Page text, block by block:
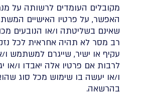
מקובלים העומדים לרשותה על
האפשר, על פרטיו האישיים
שאינם בשליטתה ו/או הנובעים
רב מסר לא תהיה אחראית לכל
עקיף או ישיר, שייגרם למשתמש
לרבות אם פרטיו אלה יאבדו ו/או
ו/או יעשה בו שימוש מכל סוג
בהרשאה.